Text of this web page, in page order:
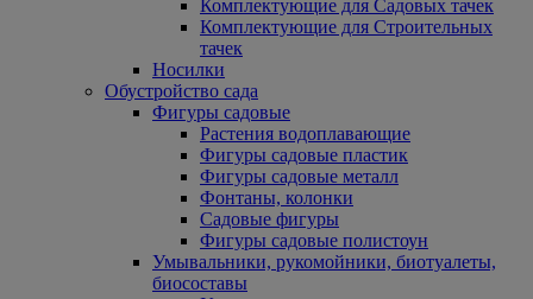
Комплектующие для Садовых тачек
Комплектующие для Строительных
тачек
Носилки
Обустройство сада
Фигуры садовые
Растения водоплавающие
Фигуры садовые пластик
Фигуры садовые металл
Фонтаны, колонки
Садовые фигуры
Фигуры садовые полистоун
Умывальники, рукомойники, биотуалеты,
биосоставы